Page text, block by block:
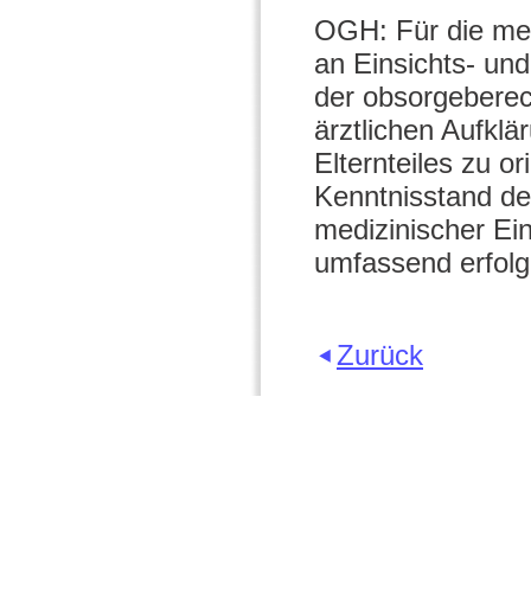
OGH: Für die
an Einsichts-
der
ärztlichen
Elternteiles zu
Kenntnisstand
medizinischer
umfassend
Zurück